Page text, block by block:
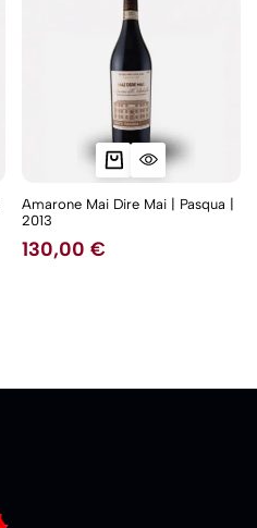
Amarone Mai Dire Mai | Pasqua |
2013
130,00 €